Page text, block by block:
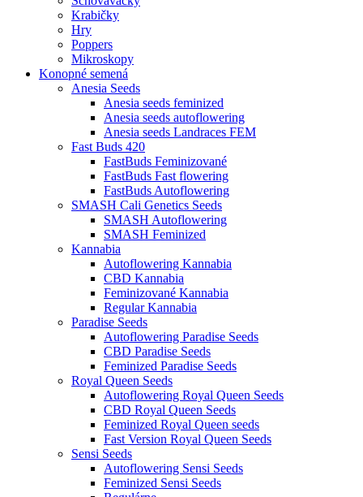
Krabičky
Hry
Poppers
Mikroskopy
Konopné semená
Anesia Seeds
Anesia seeds feminized
Anesia seeds autoflowering
Anesia seeds Landraces FEM
Fast Buds 420
FastBuds Feminizované
FastBuds Fast flowering
FastBuds Autoflowering
SMASH Cali Genetics Seeds
SMASH Autoflowering
SMASH Feminized
Kannabia
Autoflowering Kannabia
CBD Kannabia
Feminizované Kannabia
Regular Kannabia
Paradise Seeds
Autoflowering Paradise Seeds
CBD Paradise Seeds
Feminized Paradise Seeds
Royal Queen Seeds
Autoflowering Royal Queen Seeds
CBD Royal Queen Seeds
Feminized Royal Queen seeds
Fast Version Royal Queen Seeds
Sensi Seeds
Autoflowering Sensi Seeds
Feminized Sensi Seeds